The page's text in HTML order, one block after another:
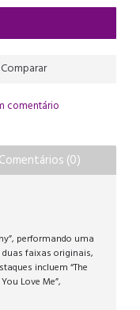
Comparar
comentário
Comentários (0)
performando uma
faixas originais,
incluem “The
Love Me”,